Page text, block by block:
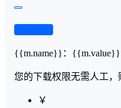
{{m.name}} ： {{m.value}}
您的下载权限无需人工，
￥